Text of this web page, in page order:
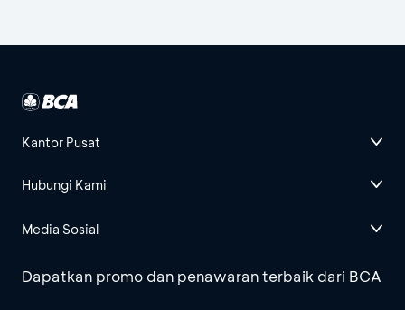
Kantor Pusat
Hubungi Kami
Media Sosial
Dapatkan promo dan penawaran terbaik dari BCA